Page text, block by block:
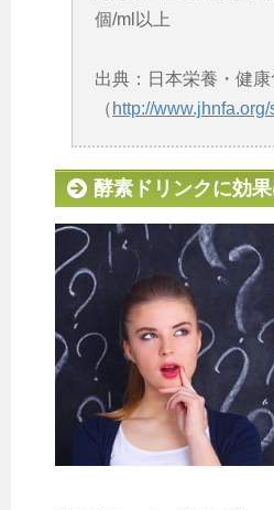
個/ml以上
出典：日本栄養・健
（ http://www.jhnfa.org/
酵素ドリンクに効